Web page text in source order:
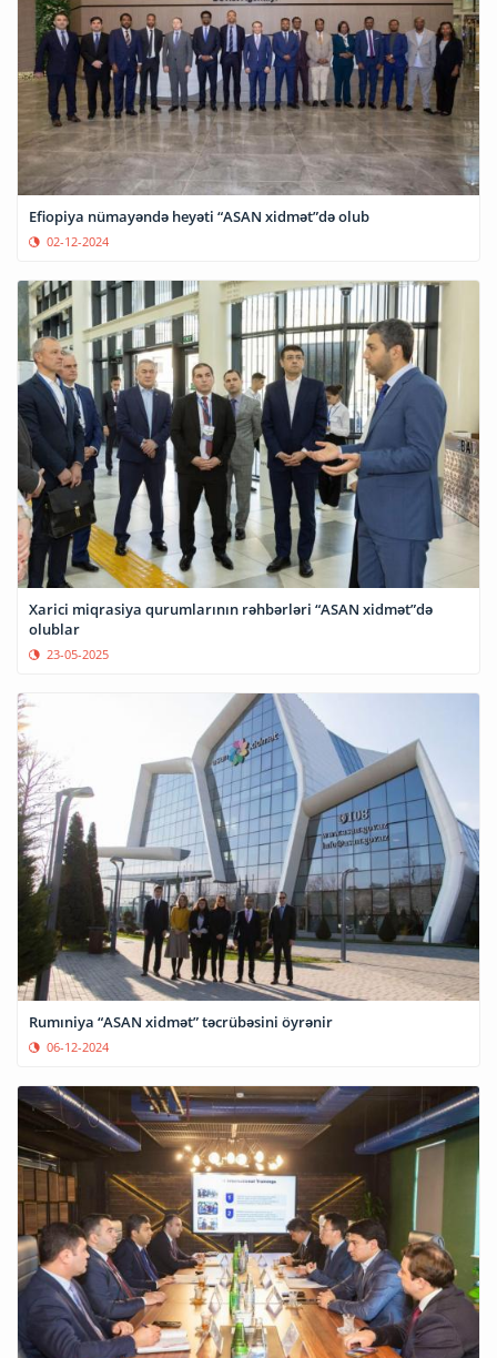
Efiopiya nümayəndə heyəti “ASAN xidmət”də olub
02-12-2024
Xarici miqrasiya qurumlarının rəhbərləri “ASAN xidmət”də
olublar
23-05-2025
Rumıniya “ASAN xidmət” təcrübəsini öyrənir
06-12-2024